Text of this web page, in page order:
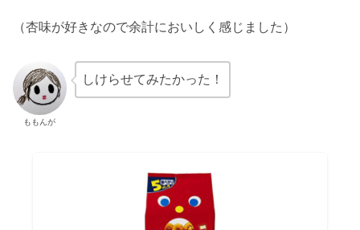
（杏味が好きなので余計においしく感じました）
ももんが
しけらせてみたかった！